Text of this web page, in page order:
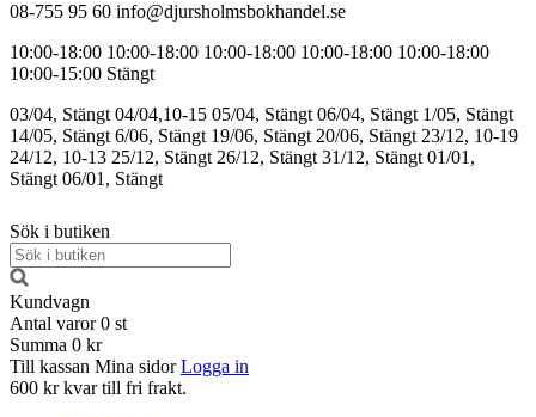
08-755 95 60 info@djursholmsbokhandel.se
10:00-18:00 10:00-18:00 10:00-18:00 10:00-18:00 10:00-18:00
10:00-15:00 Stängt
03/04, Stängt 04/04,10-15 05/04, Stängt 06/04, Stängt 1/05, Stängt
14/05, Stängt 6/06, Stängt 19/06, Stängt 20/06, Stängt 23/12, 10-19
24/12, 10-13 25/12, Stängt 26/12, Stängt 31/12, Stängt 01/01,
Stängt 06/01, Stängt
Sök i butiken
Kundvagn
Antal varor 0 st
Summa 0 kr
Till kassan Mina sidor Logga in
600 kr kvar till fri frakt.